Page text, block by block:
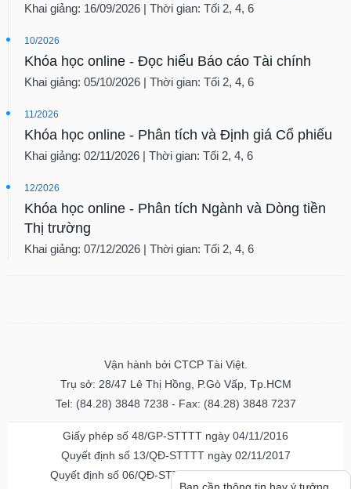
Khai giảng: 16/09/2026 | Thời gian: Tối 2, 4, 6
10/2026
Khóa học online - Đọc hiểu Báo cáo Tài chính
Khai giảng: 05/10/2026 | Thời gian: Tối 2, 4, 6
11/2026
Khóa học online - Phân tích và Định giá Cổ phiếu
Khai giảng: 02/11/2026 | Thời gian: Tối 2, 4, 6
12/2026
Khóa học online - Phân tích Ngành và Dòng tiền
Thị trường
Khai giảng: 07/12/2026 | Thời gian: Tối 2, 4, 6
Vận hành bởi CTCP Tài Việt.
Trụ sở: 28/47 Lê Thị Hồng, P.Gò Vấp, Tp.HCM
Tel: (84.28) 3848 7238 - Fax: (84.28) 3848 7237
Giấy phép số 48/GP-STTTT ngày 04/11/2016
Quyết định số 13/QĐ-STTTT ngày 02/11/2017
Quyết định số 06/QĐ-STTTT-ICP ngày 20/07/2023